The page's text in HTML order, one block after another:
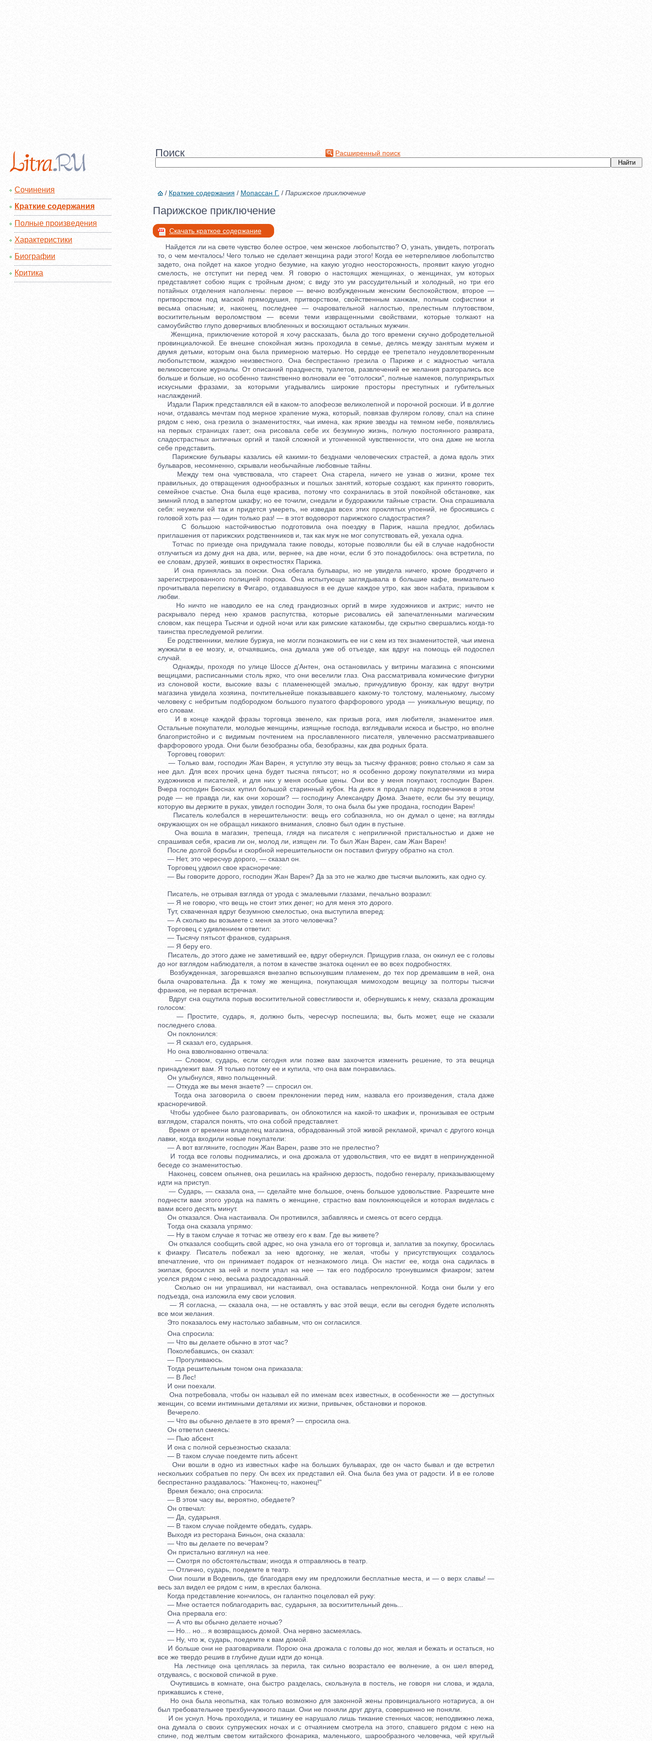
Поиск Расширенный поиск
Сочинения
Краткие содержания
Полные произведения
Характеристики
Биографии
Критика
/ Краткие содержания / Мопассан Г. / Парижское приключение
Парижское приключение
Скачать краткое содержание
Найдется ли на свете чувство более острое, чем женское любопытство? О, узнать, увидеть, потрогать
то, о чем мечталось! Чего только не сделает женщина ради этого! Когда ее нетерпеливое любопытство
задето, она пойдет на какое угодно безумие, на какую угодно неосторожность, проявит какую угодно
смелость, не отступит ни перед чем. Я говорю о настоящих женщинах, о женщинах, ум которых
представляет собою ящик с тройным дном; с виду это ум рассудительный и холодный, но три его
потайных отделения наполнены: первое — вечно возбужденным женским беспокойством, второе —
притворством под маской прямодушия, притворством, свойственным ханжам, полным софистики и
весьма опасным; и, наконец, последнее — очаровательной наглостью, прелестным плутовством,
восхитительным вероломством — всеми теми извращенными свойствами, которые толкают на
самоубийство глупо доверчивых влюбленных и восхищают остальных мужчин.
Женщина, приключение которой я хочу рассказать, была до того времени скучно добродетельной
провинциалочкой. Ее внешне спокойная жизнь проходила в семье, делясь между занятым мужем и
двумя детьми, которым она была примерною матерью. Но сердце ее трепетало неудовлетворенным
любопытством, жаждою неизвестного. Она беспрестанно грезила о Париже и с жадностью читала
великосветские журналы. От описаний празднеств, туалетов, развлечений ее желания разгорались все
больше и больше, но особенно таинственно волновали ее "отголоски", полные намеков, полуприкрытых
искусными фразами, за которыми угадывались широкие просторы преступных и губительных
наслаждений.
Издали Париж представлялся ей в каком-то апофеозе великолепной и порочной роскоши. И в долгие
ночи, отдаваясь мечтам под мерное храпение мужа, который, повязав фуляром голову, спал на спине
рядом с нею, она грезила о знаменитостях, чьи имена, как яркие звезды на темном небе, появлялись
на первых страницах газет; она рисовала себе их безумную жизнь, полную постоянного разврата,
сладострастных античных оргий и такой сложной и утонченной чувственности, что она даже не могла
себе представить.
Парижские бульвары казались ей какими-то безднами человеческих страстей, а дома вдоль этих
бульваров, несомненно, скрывали необычайные любовные тайны.
Между тем она чувствовала, что стареет. Она старела, ничего не узнав о жизни, кроме тех
правильных, до отвращения однообразных и пошлых занятий, которые создают, как принято говорить,
семейное счастье. Она была еще красива, потому что сохранилась в этой покойной обстановке, как
зимний плод в запертом шкафу; но ее точили, снедали и будоражили тайные страсти. Она спрашивала
себя: неужели ей так и придется умереть, не изведав всех этих проклятых упоений, не бросившись с
головой хоть раз — один только раз! — в этот водоворот парижского сладострастия?
С большою настойчивостью подготовила она поездку в Париж, нашла предлог, добилась
приглашения от парижских родственников и, так как муж не мог сопутствовать ей, уехала одна.
Тотчас по приезде она придумала такие поводы, которые позволяли бы ей в случае надобности
отлучиться из дому дня на два, или, вернее, на две ночи, если б это понадобилось: она встретила, по
ее словам, друзей, живших в окрестностях Парижа.
И она принялась за поиски. Она обегала бульвары, но не увидела ничего, кроме бродячего и
зарегистрированного полицией порока. Она испытующе заглядывала в большие кафе, внимательно
прочитывала переписку в Фигаро, отдававшуюся в ее душе каждое утро, как звон набата, призывом к
любви.
Но ничто не наводило ее на след грандиозных оргий в мире художников и актрис; ничто не
раскрывало перед нею храмов распутства, которые рисовались ей запечатленными магическим
словом, как пещера Тысячи и одной ночи или как римские катакомбы, где скрытно свершались когда-то
таинства преследуемой религии.
Ее родственники, мелкие буржуа, не могли познакомить ее ни с кем из тех знаменитостей, чьи имена
жужжали в ее мозгу, и, отчаявшись, она думала уже об отъезде, как вдруг на помощь ей подоспел
случай.
Однажды, проходя по улице Шоссе д'Антен, она остановилась у витрины магазина с японскими
вещицами, расписанными столь ярко, что они веселили глаз. Она рассматривала комические фигурки
из слоновой кости, высокие вазы с пламенеющей эмалью, причудливую бронзу, как вдруг внутри
магазина увидела хозяина, почтительнейше показывавшего какому-то толстому, маленькому, лысому
человеку с небритым подбородком большого пузатого фарфорового урода — уникальную вещицу, по
его словам.
И в конце каждой фразы торговца звенело, как призыв рога, имя любителя, знаменитое имя.
Остальные покупатели, молодые женщины, изящные господа, взглядывали искоса и быстро, но вполне
благопристойно и с видимым почтением на прославленного писателя, увлеченно рассматривавшего
фарфорового урода. Они были безобразны оба, безобразны, как два родных брата.
Торговец говорил:
— Только вам, господин Жан Варен, я уступлю эту вещь за тысячу франков; ровно столько я сам за
нее дал. Для всех прочих цена будет тысяча пятьсот; но я особенно дорожу покупателями из мира
художников и писателей, и для них у меня особые цены. Они все у меня покупают, господин Варен.
Вчера господин Бюснах купил большой старинный кубок. На днях я продал пару подсвечников в этом
роде — не правда ли, как они хороши? — господину Александру Дюма. Знаете, если бы эту вещицу,
которую вы держите в руках, увидел господин Золя, то она была бы уже продана, господин Варен!
Писатель колебался в нерешительности: вещь его соблазняла, но он думал о цене; на взгляды
окружающих он не обращал никакого внимания, словно был один в пустыне.
Она вошла в магазин, трепеща, глядя на писателя с неприличной пристальностью и даже не
спрашивая себя, красив ли он, молод ли, изящен ли. То был Жан Варен, сам Жан Варен!
После долгой борьбы и скорбной нерешительности он поставил фигуру обратно на стол.
— Нет, это чересчур дорого, — сказал он.
Торговец удвоил свое красноречие:
— Вы говорите дорого, господин Жан Варен? Да за это не жалко две тысячи выложить, как одно су.
Писатель, не отрывая взгляда от урода с эмалевыми глазами, печально возразил:
— Я не говорю, что вещь не стоит этих денег; но для меня это дорого.
Тут, схваченная вдруг безумною смелостью, она выступила вперед:
— А сколько вы возьмете с меня за этого человечка?
Торговец с удивлением ответил:
— Тысячу пятьсот франков, сударыня.
— Я беру его.
Писатель, до этого даже не заметивший ее, вдруг обернулся. Прищурив глаза, он окинул ее с головы
до ног взглядом наблюдателя, а потом в качестве знатока оценил ее во всех подробностях.
Возбужденная, загоревшаяся внезапно вспыхнувшим пламенем, до тех пор дремавшим в ней, она
была очаровательна. Да к тому же женщина, покупающая мимоходом вещицу за полторы тысячи
франков, не первая встречная.
Вдруг сна ощутила порыв восхитительной совестливости и, обернувшись к нему, сказала дрожащим
голосом:
— Простите, сударь, я, должно быть, чересчур поспешила; вы, быть может, еще не сказали
последнего слова.
Он поклонился:
— Я сказал его, сударыня.
Но она взволнованно отвечала:
— Словом, сударь, если сегодня или позже вам захочется изменить решение, то эта вещица
принадлежит вам. Я только потому ее и купила, что она вам понравилась.
Он улыбнулся, явно польщенный.
— Откуда же вы меня знаете? — спросил он.
Тогда она заговорила о своем преклонении перед ним, назвала его произведения, стала даже
красноречивой.
Чтобы удобнее было разговаривать, он облокотился на какой-то шкафик и, пронизывая ее острым
взглядом, старался понять, что она собой представляет.
Время от времени владелец магазина, обрадованный этой живой рекламой, кричал с другого конца
лавки, когда входили новые покупатели:
— А вот взгляните, господин Жан Варен, разве это не прелестно?
И тогда все головы поднимались, и она дрожала от удовольствия, что ее видят в непринужденной
беседе со знаменитостью.
Наконец, совсем опьянев, она решилась на крайнюю дерзость, подобно генералу, приказывающему
идти на приступ.
— Сударь, — сказала она, — сделайте мне большое, очень большое удовольствие. Разрешите мне
поднести вам этого урода на память о женщине, страстно вам поклоняющейся и которая виделась с
вами всего десять минут.
Он отказался. Она настаивала. Он противился, забавляясь и смеясь от всего сердца.
Тогда она сказала упрямо:
— Ну в таком случае я тотчас же отвезу его к вам. Где вы живете?
Он отказался сообщить свой адрес, но она узнала его от торговца и, заплатив за покупку, бросилась
к фиакру. Писатель побежал за нею вдогонку, не желая, чтобы у присутствующих создалось
впечатление, что он принимает подарок от незнакомого лица. Он настиг ее, когда она садилась в
экипаж, бросился за ней и почти упал на нее — так его подбросило тронувшимся фиакром; затем
уселся рядом с нею, весьма раздосадованный.
Сколько он ни упрашивал, ни настаивал, она оставалась непреклонной. Когда они были у его
подъезда, она изложила ему свои условия.
— Я согласна, — сказала она, — не оставлять у вас этой вещи, если вы сегодня будете исполнять
все мои желания.
Это показалось ему настолько забавным, что он согласился.
Она спросила:
— Что вы делаете обычно в этот час?
Поколебавшись, он сказал:
— Прогуливаюсь.
Тогда решительным тоном она приказала:
— В Лес!
И они поехали.
Она потребовала, чтобы он называл ей по именам всех известных, в особенности же — доступных
женщин, со всеми интимными деталями их жизни, привычек, обстановки и пороков.
Вечерело.
— Что вы обычно делаете в это время? — спросила она.
Он ответил смеясь:
— Пью абсент.
И она с полной серьезностью сказала:
— В таком случае поедемте пить абсент.
Они вошли в одно из известных кафе на больших бульварах, где он часто бывал и где встретил
нескольких собратьев по перу. Он всех их представил ей. Она была без ума от радости. И в ее голове
беспрестанно раздавалось: "Наконец-то, наконец!"
Время бежало; она спросила:
— В этом часу вы, вероятно, обедаете?
Он отвечал:
— Да, сударыня.
— В таком случае пойдемте обедать, сударь.
Выходя из ресторана Биньон, она сказала:
— Что вы делаете по вечерам?
Он пристально взглянул на нее.
— Смотря по обстоятельствам; иногда я отправляюсь в театр.
— Отлично, сударь, поедемте в театр.
Они пошли в Водевиль, где благодаря ему им предложили бесплатные места, и — о верх славы! —
весь зал видел ее рядом с ним, в креслах балкона.
Когда представление кончилось, он галантно поцеловал ей руку:
— Мне остается поблагодарить вас, сударыня, за восхитительный день...
Она прервала его:
— А что вы обычно делаете ночью?
— Но... но... я возвращаюсь домой. Она нервно засмеялась.
— Ну, что ж, сударь, поедемте к вам домой.
И больше они не разговаривали. Порою она дрожала с головы до ног, желая и бежать и остаться, но
все же твердо решив в глубине души идти до конца.
На лестнице она цеплялась за перила, так сильно возрастало ее волнение, а он шел вперед,
отдуваясь, с восковой спичкой в руке.
Очутившись в комнате, она быстро разделась, скользнула в постель, не говоря ни слова, и ждала,
прижавшись к стене,
Но она была неопытна, как только возможно для законной жены провинциального нотариуса, а он
был требовательнее трехбунчужного паши. Они не поняли друг друга, совершенно не поняли.
И он уснул. Ночь проходила, и тишину ее нарушало лишь тикание стенных часов; неподвижно лежа,
она думала о своих супружеских ночах и с отчаянием смотрела на этого, спавшего рядом с нею на
спине, под желтым светом китайского фонарика, маленького, шарообразного человечка, чей круглый